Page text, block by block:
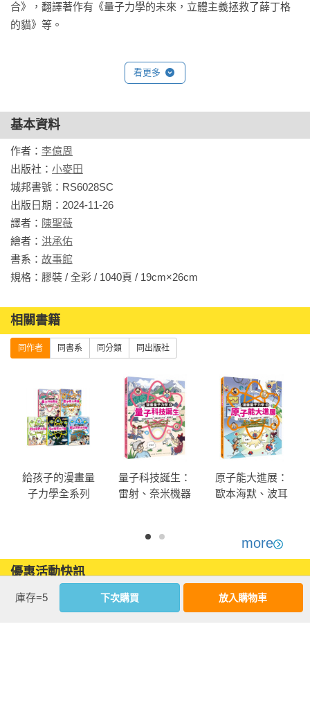
國小六年級自然：力與運動
國中九年級理化：力與運動
圖像解說，輕鬆學習：趣味漫畫說明科學原理，打造特別的圖
關鍵字：物理、化學、原子、量子力學、科學漫畫
學習領域：自然與生活科技、物理、化學、生物
■內容簡介
原子的發現、原子的結構、週期表、萬有引力……
奠定學習基礎，輕鬆接軌國、高中理化課！
幸運抽中「歐洲核子研究組織」旅行的鄭多允，竟然和家裡的
小狗Mix一起獲得了穿越時空的機會！從四元素說到原子模型的
原子世界與量子力學的學習之旅，意外發現研究原子世界而誕
書中還有「一起動動腦」單元，跟著好玩的謎題，鍛鍊邏輯推
理能力。
附贈「科學家角色卡」，玩遊戲同時學習。
合》，翻譯著作有《量子力學的未來，立體主義拯救了薛丁格
的貓》等。
看更多
基本資料
作者： 李億周
出版社： 小麥田
城邦書號：RS6028SC
出版日期：2024-11-26
譯者： 陳聖薇
繪者： 洪承佑
書系： 故事館
規格：膠裝 / 全彩 / 1040頁 / 19cm×26cm
相關書籍
同作者 同書系 同分類 同出版社
給孩子的漫畫量
子力學全系列
量子科技誕生：
雷射、奈米機器
霍金等大科學家
一起認識原子研
究的新發展（漫
畫量子力學系列
完結篇•韓國好評
原子能大進展：
歐本海默、波耳
子爐如何產生巨
大能量……看見
核能發展的關鍵
力學4•韓國好評科
more
優惠活動快訊
庫存=5 下次購買 放入購物車